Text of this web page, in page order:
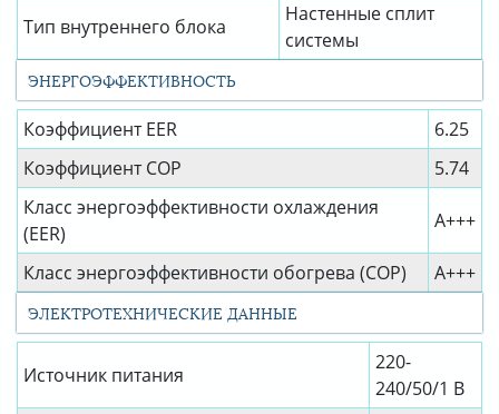
Тип внутреннего блока
Настенные сплит
системы
ЭНЕРГОЭФФЕКТИВНОСТЬ
Коэффициент EER
6.25
Коэффициент СОР
5.74
Класс энергоэффективности охлаждения
(EER)
A+++
Класс энергоэффективности обогрева (COP) A+++
ЭЛЕКТРОТЕХНИЧЕСКИЕ ДАННЫЕ
Источник питания
220-
240/50/1 В